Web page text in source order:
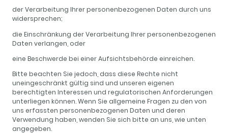
der Verarbeitung Ihrer personenbezogenen Daten durch uns
widersprechen;
die Einschränkung der Verarbeitung Ihrer personenbezogenen
Daten verlangen, oder
eine Beschwerde bei einer Aufsichtsbehörde einreichen.
Bitte beachten Sie jedoch, dass diese Rechte nicht
uneingeschränkt gültig sind und unseren eigenen
berechtigten Interessen und regulatorischen Anforderungen
unterliegen können. Wenn Sie allgemeine Fragen zu den von
uns erfassten personenbezogenen Daten und deren
Verwendung haben, wenden Sie sich bitte an uns, wie unten
angegeben.